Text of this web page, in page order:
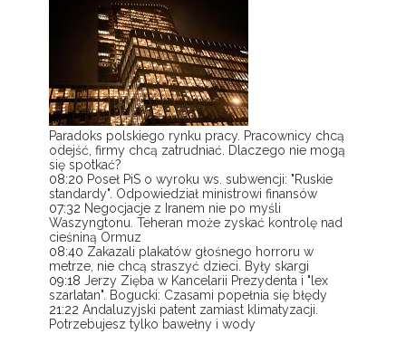
Paradoks polskiego rynku pracy. Pracownicy chcą
odejść, firmy chcą zatrudniać. Dlaczego nie mogą
się spotkać?
08:20 Poseł PiS o wyroku ws. subwencji: "Ruskie
standardy". Odpowiedział ministrowi finansów
07:32 Negocjacje z Iranem nie po myśli
Waszyngtonu. Teheran może zyskać kontrolę nad
cieśniną Ormuz
08:40 Zakazali plakatów głośnego horroru w
metrze, nie chcą straszyć dzieci. Były skargi
09:18 Jerzy Zięba w Kancelarii Prezydenta i "lex
szarlatan". Bogucki: Czasami popełnia się błędy
21:22 Andaluzyjski patent zamiast klimatyzacji.
Potrzebujesz tylko bawełny i wody